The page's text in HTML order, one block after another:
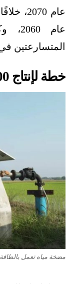
عام
عام
المتسارعتين في
خطة لإنتاج 500 غيغاواط 2030
مضخة مياه تعمل